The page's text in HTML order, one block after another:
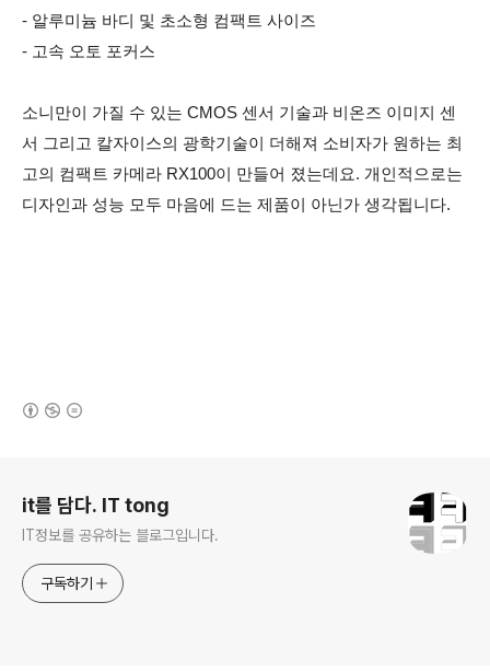
- 알루미늄 바디 및 초소형 컴팩트 사이즈
- 고속 오토 포커스
소니만이 가질 수 있는 CMOS 센서 기술과 비온즈 이미지 센
서 그리고 칼자이스의 광학기술이 더해져 소비자가 원하는 최
고의 컴팩트 카메라 RX100이 만들어 졌는데요. 개인적으로는
디자인과 성능 모두 마음에 드는 제품이 아닌가 생각됩니다.
it를 담다. IT tong
IT정보를 공유하는 블로그입니다.
구독하기